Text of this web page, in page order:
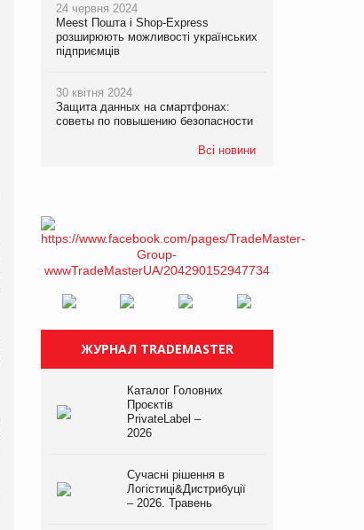
24 червня 2024
Meest Пошта і Shop-Express
розширюють можливості українських
підприємців
30 квітня 2024
Защита данных на смартфонах:
советы по повышению безопасности
Всі новини
ЖУРНАЛ TRADEMASTER
Каталог Головних
Проєктів
PrivateLabel –
2026
Сучасні рішення в
Логістиці&Дистрибуції
– 2026. Травень